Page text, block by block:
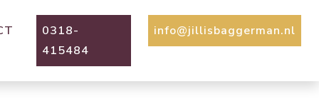
0318-
415484
info@jillisbaggerman.nl